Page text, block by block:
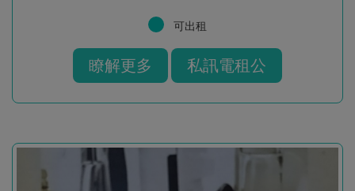
可出租
瞭解更多 私訊電租公